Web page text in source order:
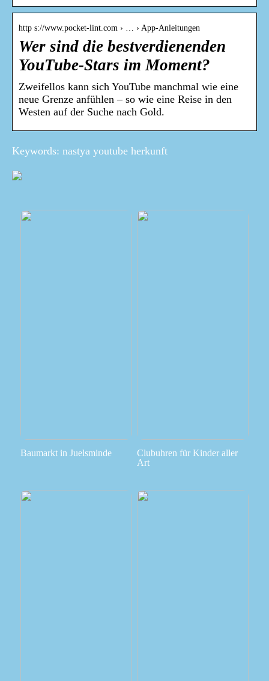
http s://www.pocket-lint.com › … › App-Anleitungen
Wer sind die bestverdienenden
YouTube-Stars im Moment?
Zweifellos kann sich YouTube manchmal wie eine
neue Grenze anfühlen – so wie eine Reise in den
Westen auf der Suche nach Gold.
Keywords: nastya youtube herkunft
Baumarkt in Juelsminde
Clubuhren für Kinder aller
Art